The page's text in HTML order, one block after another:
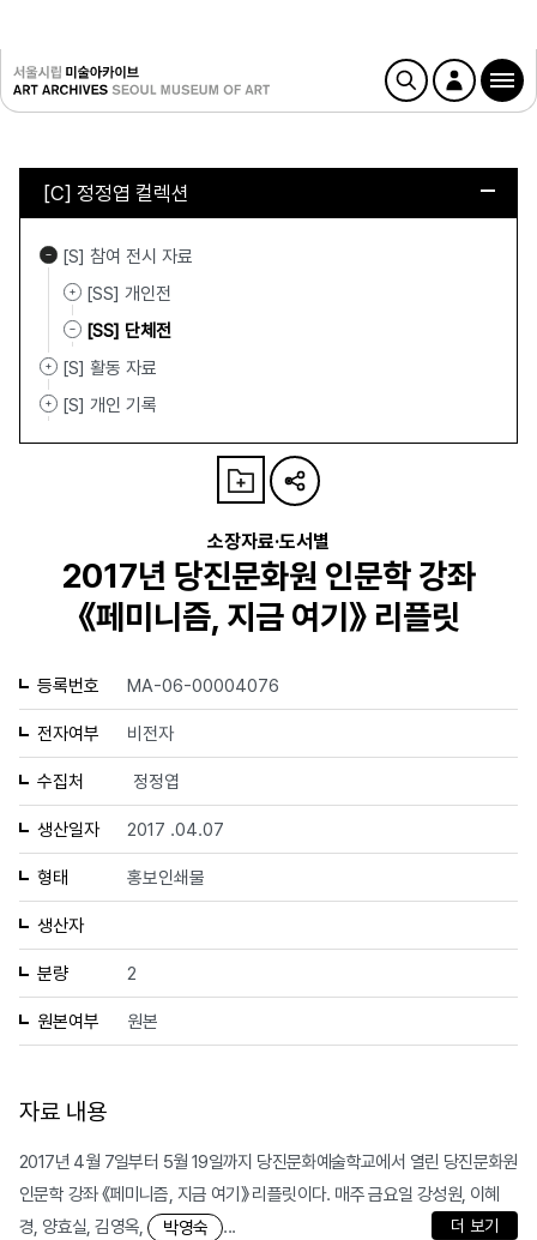
[C] 정정엽 컬렉션
[S] 참여 전시 자료
[SS] 개인전
[SS] 단체전
[S] 활동 자료
[S] 개인 기록
소장자료·도서별
2017년 당진문화원 인문학 강좌
《페미니즘, 지금 여기》 리플릿
등록번호 MA-06-00004076
전자여부 비전자
수집처 정정엽
생산일자 2017 .04.07
형태 홍보인쇄물
생산자
분량 2
원본여부 원본
자료 내용
2017년 4월 7일부터 5월 19일까지 당진문화예술학교에서 열린 당진문화원
인문학 강좌 《페미니즘, 지금 여기》 리플릿이다. 매주 금요일 강성원, 이혜
경, 양효실, 김영옥,
박영숙 ... 더 보기